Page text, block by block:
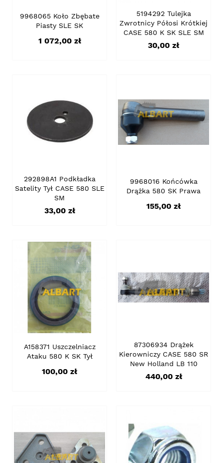
9968065 Koło Zbębate
Piasty SLE SK
Cena
1 072,00 zł
5194292 Tulejka
Zwrotnicy Półosi Krótkiej
CASE 580 K SK SLE SM
Cena
30,00 zł
292898A1 Podkładka
Satelity Tył CASE 580 SLE
SM
Cena
33,00 zł
9968016 Końcówka
Drążka 580 SK Prawa
Cena
155,00 zł
A158371 Uszczelniacz
Ataku 580 K SK Tył
Cena
100,00 zł
87306934 Drążek
Kierowniczy CASE 580 SR
New Holland LB 110
Cena
440,00 zł